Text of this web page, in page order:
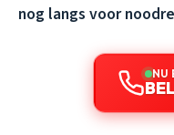
nog langs voor
NU